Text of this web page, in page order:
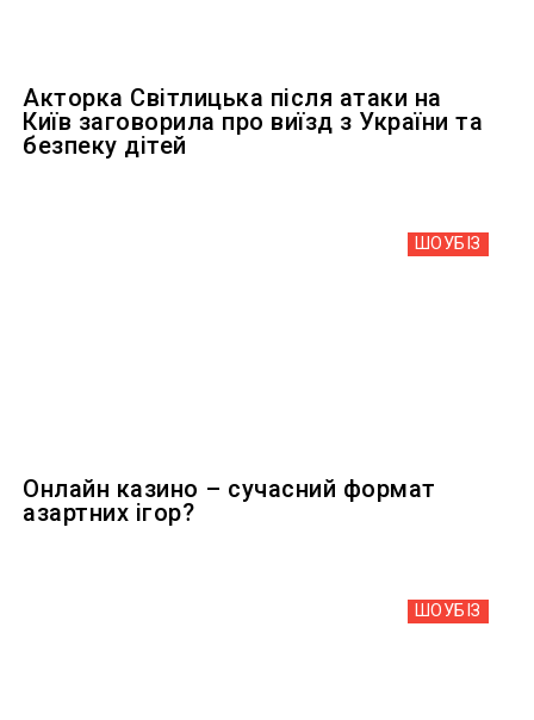
Акторка Світлицька після атаки на
Київ заговорила про виїзд з України та
безпеку дітей
ШОУБIЗ
Онлайн казино – сучасний формат
азартних ігор?
ШОУБIЗ